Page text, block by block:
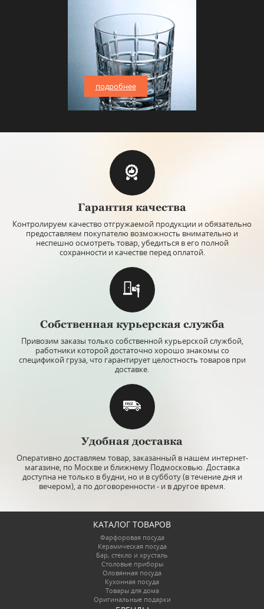
подробнее
Гарантия качества
Контролируем качество отгружаемой продукции и обязательно
предоставляем покупателю возможность внимательно и
неспешно осмотреть товар, убедиться в его полной
сохранности и качестве перед оплатой.
Собственная курьерская служба
Привозим заказы только собственной курьерской службой,
работники которой достаточно хорошо знакомы со
спецификой груза, что гарантирует целостность товаров при
доставке.
Удобная доставка
Оперативно доставляем товар, заказанный в нашем интернет-
магазине, по Москве и ближнему Подмосковью. Доставка
доступна не только в будни, но и в субботу (в течение дня и
вечером), а по договоренности - и в другое время.
КАТАЛОГ ТОВАРОВ
Фарфоровая посуда
Керамическая посуда
Бар, стекло и хрусталь
Столовые приборы
Оловянная посуда
Кухонная посуда
Товары для дома
Оригинальные подарки